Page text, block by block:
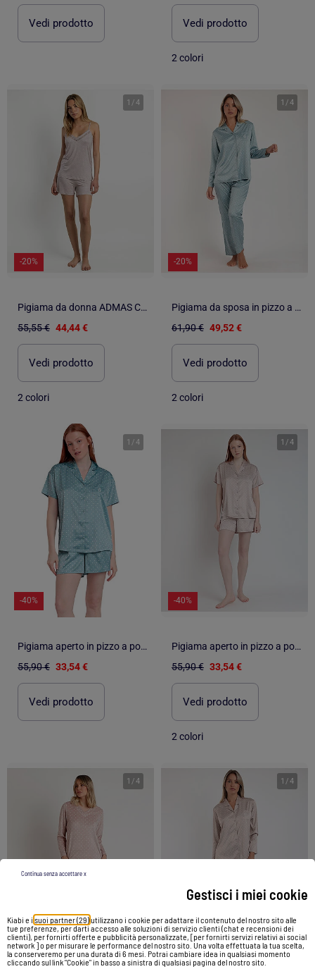
Gestisci i miei cookie
Kiabi e i suoi partner (29)utilizzano i cookie per adattare il contenuto del nostro sito alle
tue preferenze, per darti accesso alle soluzioni di servizio clienti (chat e recensioni dei
clienti), per fornirti offerte e pubblicità personalizzate, [per fornirti servizi relativi ai social
network ] o per misurare le performance del nostro sito. Una volta effettuata la tua scelta,
la conserveremo per una durata di 6 mesi. Potrai cambiare idea in qualsiasi momento
cliccando sul link "Cookie" in basso a sinistra di qualsiasi pagina del nostro sito.
Continua senza accettare x
Vedi prodotto Vedi prodotto
2 colori
1 /4
-20%
Pigiama da donna ADMAS CLASSIC con spalline in pizzo e pois
55,55 € 44,44 €
Vedi prodotto
2 colori
1 /4
-20%
Pigiama da sposa in pizzo a pois con maniche lunghe aperte da donna ADMAS CLASSIC
61,90 € 49,52 €
Vedi prodotto
2 colori
1 /4
-40%
Pigiama aperto in pizzo a pois a maniche corte da donna ADMAS CLASSIC
55,90 € 33,54 €
Vedi prodotto
1 /4
-40%
Pigiama aperto in pizzo a pois a maniche corte da donna ADMAS CLASSIC
55,90 € 33,54 €
Vedi prodotto
2 colori
1 /4
-20%
1 /4
-20%